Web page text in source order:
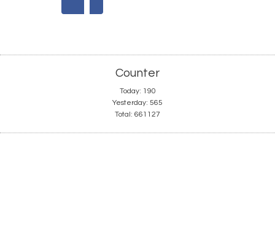
Counter
Today: 190
Yesterday: 565
Total: 661127